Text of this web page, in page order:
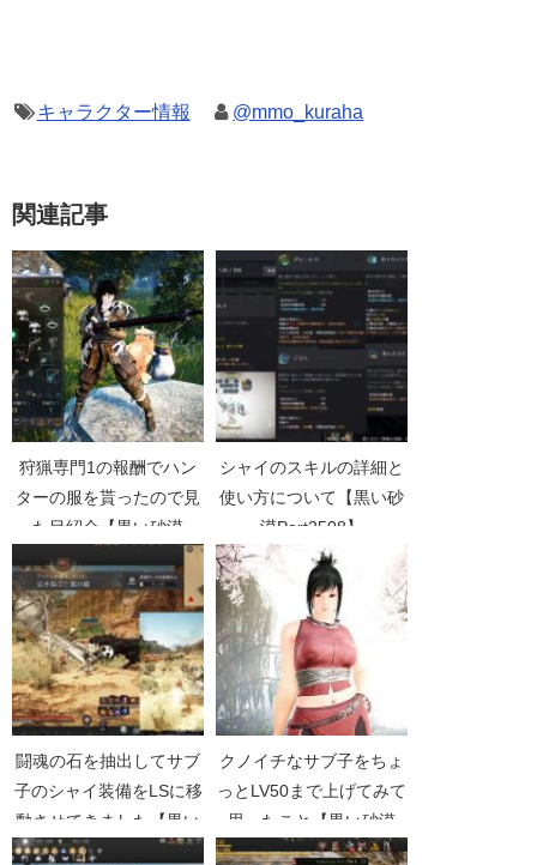
キャラクター情報 @mmo_kuraha
関連記事
狩猟専門1の報酬でハン
ターの服を貰ったので見
た目紹介【黒い砂漠
Part1737】
シャイのスキルの詳細と
使い方について【黒い砂
漠Part2508】
闘魂の石を抽出してサブ
子のシャイ装備をLSに移
動させてきました【黒い
砂漠Part4502】
クノイチなサブ子をちょ
っとLV50まで上げてみて
思ったこと【黒い砂漠
Part1211】